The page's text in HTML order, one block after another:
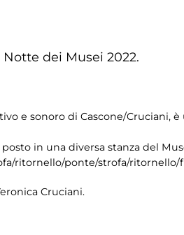
dei Musei 2022.
e sonoro di Cascone/
in una diversa stanza del
ritornello/ponte/strofa/ritornello/
Cruciani.